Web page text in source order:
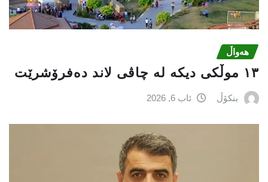
هەواڵ
١٣ موڵکی دیکە لە چاڤی لاند دەفرۆشرێت
بنکۆڵ ئاب 6, 2026